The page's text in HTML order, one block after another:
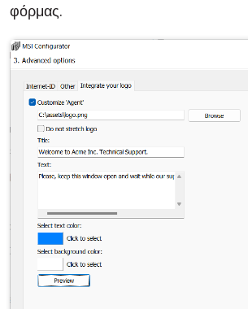
φόρμας.